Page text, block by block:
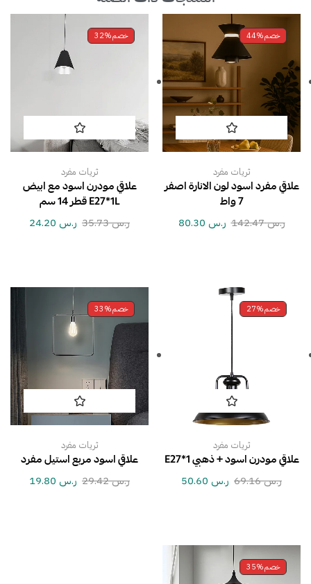
خصم44%
ثريات مفرد
علاقي مفرد اسود لون الانارة اصفر
7 واط
ر.س142.47 ر.س
خصم32%
ثريات مفرد
علاقي مودرن اسود مع ابيض
E27*1L قطر 14 سم
ر.س35.73 ر.س
خصم27%
ثريات مفرد
علاقي مودرن اسود + ذهبي E27*1
ر.س69.16 ر.س
خصم33%
ثريات مفرد
علاقي اسود مربع استيل مفرد
ر.س29.42 ر.س
خصم35%